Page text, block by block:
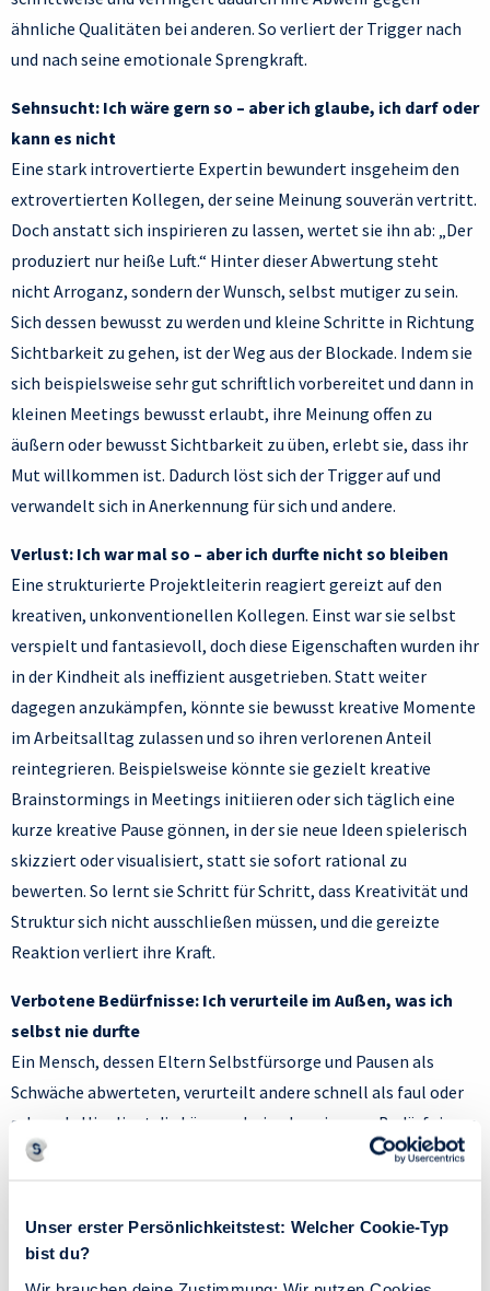
Unser erster Persönlichkeitstest: Welcher Cookie-Typ
bist du?
ähnliche Qualitäten bei anderen. So verliert der Trigger nach
und nach seine emotionale Sprengkraft.
Sehnsucht: Ich wäre gern so – aber ich glaube, ich darf oder
kann es nicht
Eine stark introvertierte Expertin bewundert insgeheim den
extrovertierten Kollegen, der seine Meinung souverän vertritt.
Doch anstatt sich inspirieren zu lassen, wertet sie ihn ab: „Der
produziert nur heiße Luft.“ Hinter dieser Abwertung steht
nicht Arroganz, sondern der Wunsch, selbst mutiger zu sein.
Sich dessen bewusst zu werden und kleine Schritte in Richtung
Sichtbarkeit zu gehen, ist der Weg aus der Blockade. Indem sie
sich beispielsweise sehr gut schriftlich vorbereitet und dann in
kleinen Meetings bewusst erlaubt, ihre Meinung offen zu
äußern oder bewusst Sichtbarkeit zu üben, erlebt sie, dass ihr
Mut willkommen ist. Dadurch löst sich der Trigger auf und
verwandelt sich in Anerkennung für sich und andere.
Verlust: Ich war mal so – aber ich durfte nicht so bleiben
Eine strukturierte Projektleiterin reagiert gereizt auf den
kreativen, unkonventionellen Kollegen. Einst war sie selbst
verspielt und fantasievoll, doch diese Eigenschaften wurden ihr
in der Kindheit als ineffizient ausgetrieben. Statt weiter
dagegen anzukämpfen, könnte sie bewusst kreative Momente
im Arbeitsalltag zulassen und so ihren verlorenen Anteil
reintegrieren. Beispielsweise könnte sie gezielt kreative
Brainstormings in Meetings initiieren oder sich täglich eine
kurze kreative Pause gönnen, in der sie neue Ideen spielerisch
skizziert oder visualisiert, statt sie sofort rational zu
bewerten. So lernt sie Schritt für Schritt, dass Kreativität und
Struktur sich nicht ausschließen müssen, und die gereizte
Reaktion verliert ihre Kraft.
Verbotene Bedürfnisse: Ich verurteile im Außen, was ich
selbst nie durfte
Ein Mensch, dessen Eltern Selbstfürsorge und Pausen als
Schwäche abwerteten, verurteilt andere schnell als faul oder
schwach. Hier liegt die Lösung darin, den eigenen Bedürfnissen
nach Ruhe und Auszeit nachzugehen und Selbstfürsorge
aktiv kommunizieren („Ich nehme mir heute bewusst eine